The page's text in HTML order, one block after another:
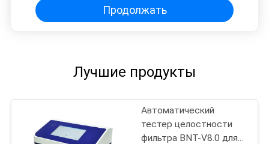
Продолжать
Лучшие продукты
Автоматический
тестер целостности
фильтра BNT-V8.0 для